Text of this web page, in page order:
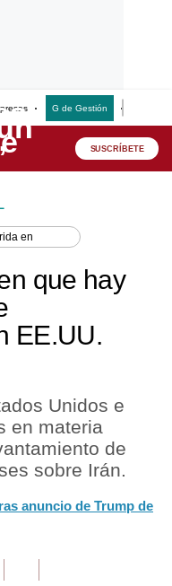
G de Gestión
SUSCRÍBETE
en
que hay
EE.UU.
Unidos e
en materia
de
sobre Irán.
anuncio de Trump de